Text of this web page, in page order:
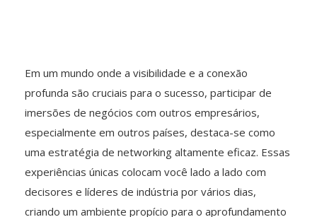
Em um mundo onde a visibilidade e a conexão
profunda são cruciais para o sucesso, participar de
imersões de negócios com outros empresários,
especialmente em outros países, destaca-se como
uma estratégia de networking altamente eficaz. Essas
experiências únicas colocam você lado a lado com
decisores e líderes de indústria por vários dias,
criando um ambiente propício para o aprofundamento